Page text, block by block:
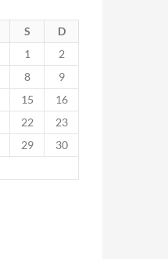
S
D
1
2
8
9
15
16
22
23
29
30